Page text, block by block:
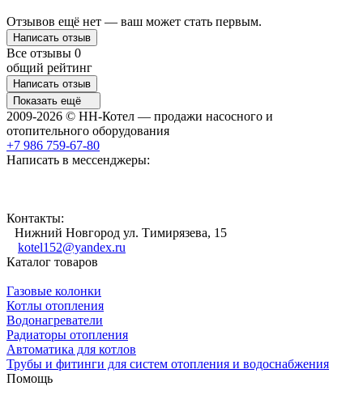
Отзывов ещё нет — ваш может стать первым.
Написать отзыв
Все отзывы 0
общий рейтинг
Написать отзыв
Показать ещё
2009-2026 © НН-Котел — продажи насосного и
отопительного оборудования
+7 986 759-67-80
Написать в мессенджеры:
Контакты:
Нижний Новгород ул. Тимирязева, 15
kotel152@yandex.ru
Каталог товаров
Газовые колонки
Котлы отопления
Водонагреватели
Радиаторы отопления
Автоматика для котлов
Трубы и фитинги для систем отопления и водоснабжения
Помощь